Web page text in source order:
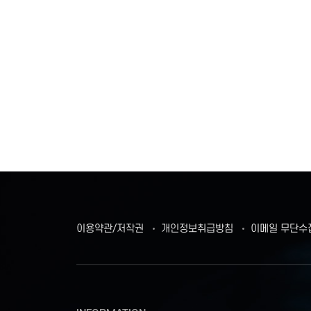
이용약관/저작권 개인정보취급방침 이메일 무단수